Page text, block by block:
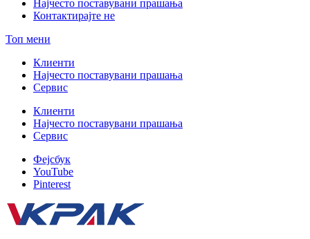
Најчесто поставувани прашања
Контактирајте не
Топ мени
Клиенти
Најчесто поставувани прашања
Сервис
Клиенти
Најчесто поставувани прашања
Сервис
Фејсбук
YouTube
Pinterest